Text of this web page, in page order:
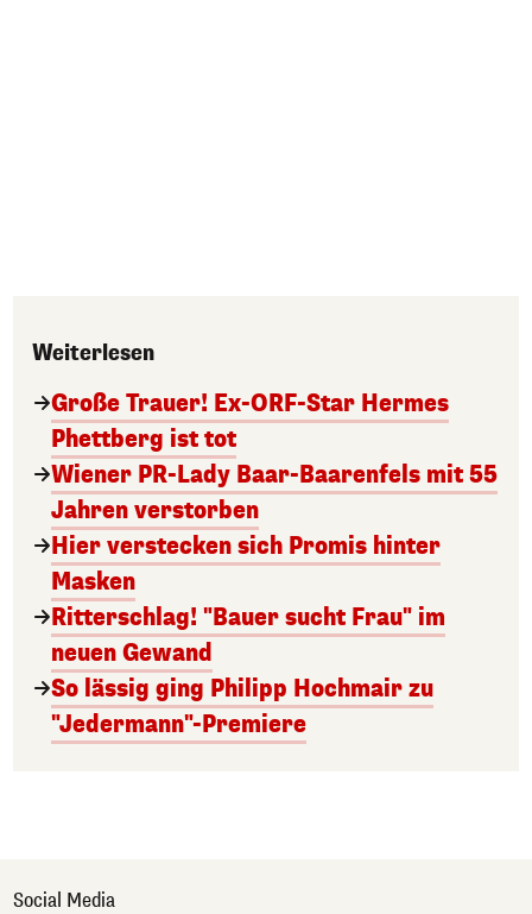
Weiterlesen
Große Trauer! Ex-ORF-Star Hermes
Phettberg ist tot
Wiener PR-Lady Baar-Baarenfels mit 55
Jahren verstorben
Hier verstecken sich Promis hinter
Masken
Ritterschlag! "Bauer sucht Frau" im
neuen Gewand
So lässig ging Philipp Hochmair zu
"Jedermann"-Premiere
Social Media